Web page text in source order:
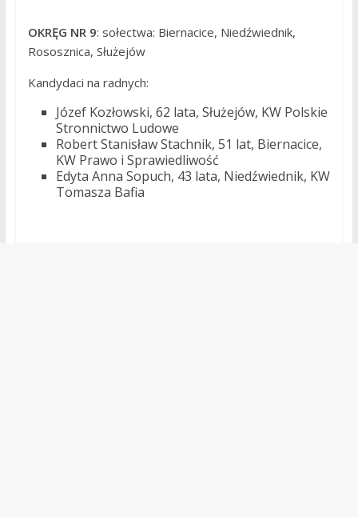
OKRĘG NR 9: sołectwa: Biernacice, Niedźwiednik,
Rososznica, Służejów
Kandydaci na radnych:
Józef Kozłowski, 62 lata, Służejów, KW Polskie
Stronnictwo Ludowe
Robert Stanisław Stachnik, 51 lat, Biernacice,
KW Prawo i Sprawiedliwość
Edyta Anna Sopuch, 43 lata, Niedźwiednik, KW
Tomasza Bafia